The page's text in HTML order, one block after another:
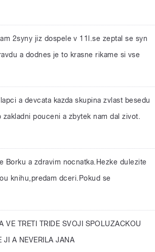
2syny jiz dospele v 11l.se zeptal se syn
a dodnes je to krasne rikame si vse
a devcata kazda skupina zvlast besedu
pouceni a zbytek nam dal zivot.
Borku a zdravim nocnatka.Hezke dulezite
knihu,predam dceri.Pokud se
VE TRETI TRIDE SVOJI SPOLUZACKOU
JI A NEVERILA JANA